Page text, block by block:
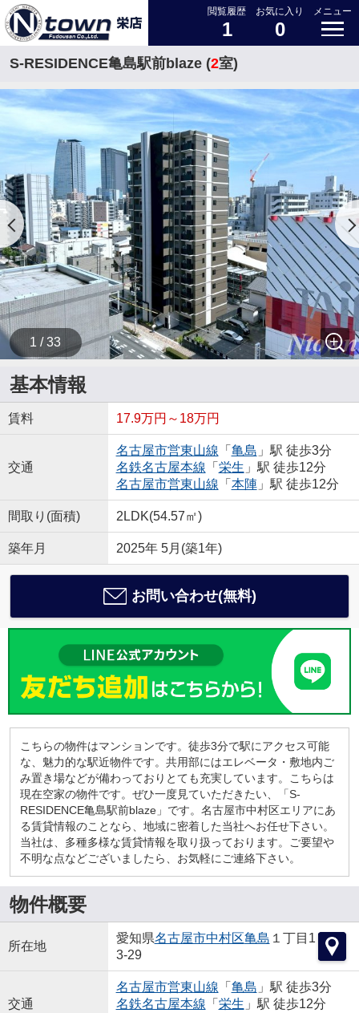
閲覧履歴
1
お気に入り
0
メニュー
S-RESIDENCE亀島駅前blaze (2室)
1 / 33
基本情報
賃料 17.9万円～18万円
交通
名古屋市営東山線 「 亀島 」駅 徒歩3分
名鉄名古屋本線 「 栄生 」駅 徒歩12分
名古屋市営東山線 「 本陣」駅 徒歩12分
間取り(面積) 2LDK(54.57㎡)
築年月 2025年 5月(築1年)
お問い合わせ(無料)
こちらの物件はマンションです。徒歩3分で駅にアクセス可能
な、魅力的な駅近物件です。共用部にはエレベータ・敷地内ご
み置き場などが備わっておりとても充実しています。こちらは
現在空家の物件です。ぜひ一度見ていただきたい、「S-
RESIDENCE亀島駅前blaze」です。名古屋市中村区エリアにあ
る賃貸情報のことなら、地域に密着した当社へお任せ下さい。
当社は、多種多様な賃貸情報を取り扱っております。ご要望や
不明な点などございましたら、お気軽にご連絡下さい。
物件概要
所在地
愛知県名古屋市中村区亀島 １丁目1
3-29
交通
名古屋市営東山線 「 亀島 」駅 徒歩3分
名鉄名古屋本線 「 栄生 」駅 徒歩12分